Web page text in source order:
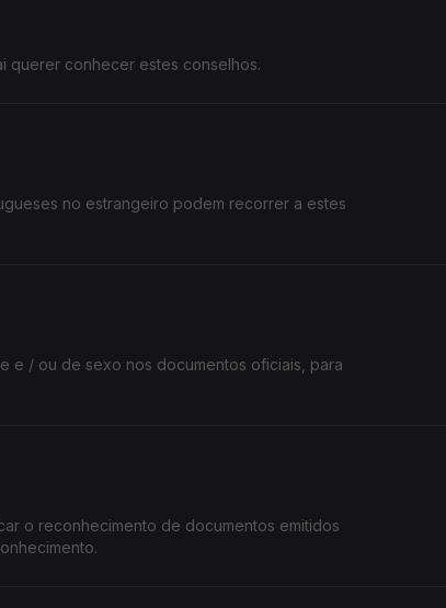
querer conhecer estes conselhos.
no estrangeiro podem recorrer a estes
e / ou de sexo nos documentos oficiais, para
o reconhecimento de documentos emitidos